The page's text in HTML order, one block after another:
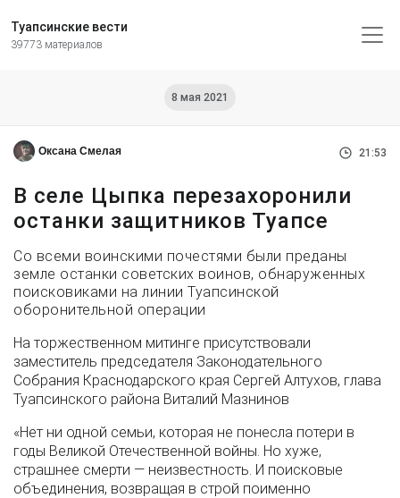
Туапсинские вести
39773 материалов
8 мая 2021
Оксана Смелая 21:53
В селе Цыпка перезахоронили
останки защитников Туапсе
Со всеми воинскими почестями были преданы
земле останки советских воинов, обнаруженных
поисковиками на линии Туапсинской
оборонительной операции
На торжественном митинге присутствовали
заместитель председателя Законодательного
Собрания Краснодарского края Сергей Алтухов, глава
Туапсинского района Виталий Мазнинов
«Нет ни одной семьи, которая не понесла потери в
годы Великой Отечественной войны. Но хуже,
страшнее смерти — неизвестность. И поисковые
объединения, возвращая в строй поименно